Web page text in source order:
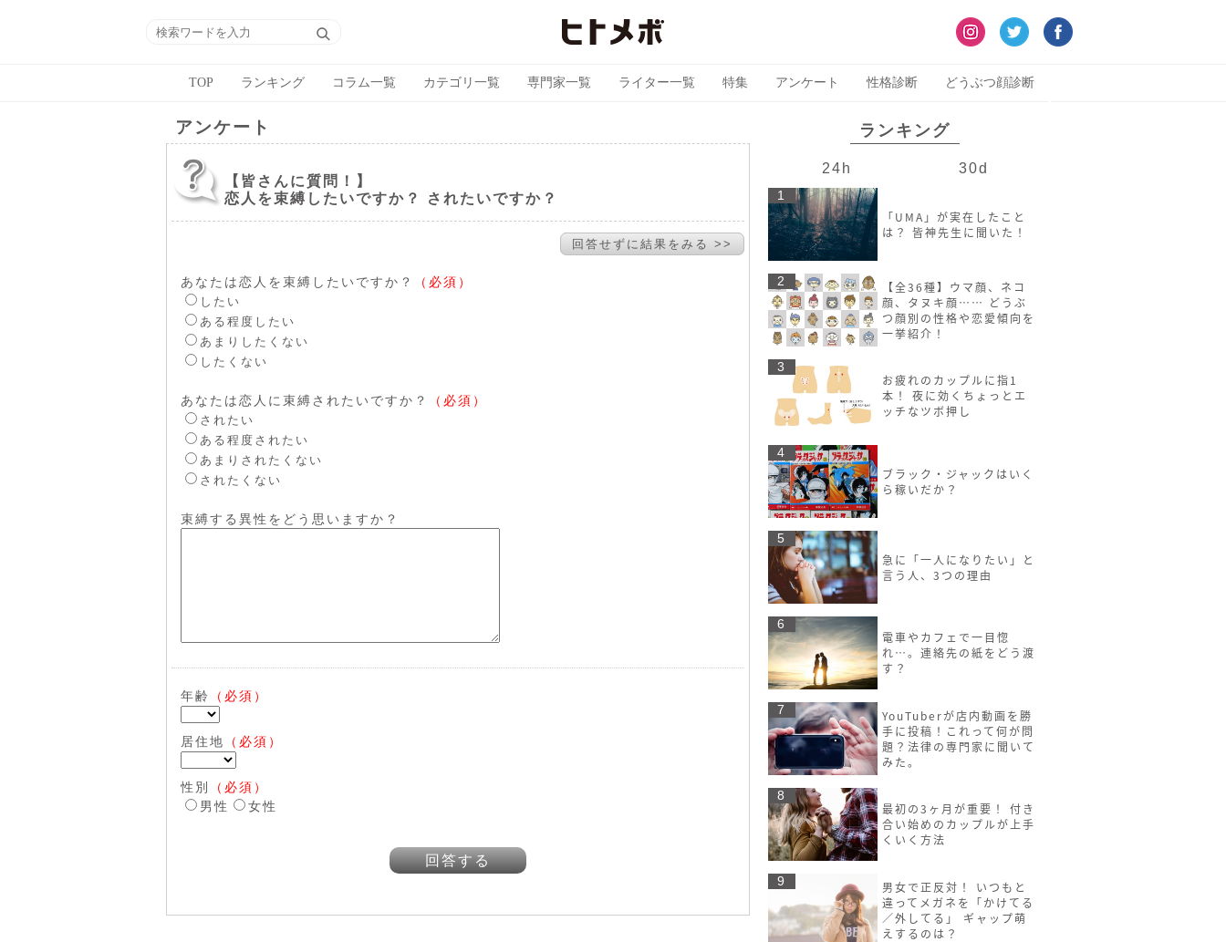
TOP ランキング コラム一覧 カテゴリ一覧 専門家一覧 ライター一覧 特集 アンケート 性格診断 どうぶつ顔診断
アンケート
【皆さんに質問！】
恋人を束縛したいですか？ されたいですか？
回答せずに結果をみる >>
あなたは恋人を束縛したいですか？ （必須）
したい
ある程度したい
あまりしたくない
したくない
あなたは恋人に束縛されたいですか？ （必須）
されたい
ある程度されたい
あまりされたくない
されたくない
束縛する異性をどう思いますか？
年齢 （必須）
居住地 （必須）
性別
（必須）
男性
女性
回答する
ランキング
24h 30d
1
「UMA」が実在したこと
は？ 皆神先生に聞いた！
2
【全36種】ウマ顔、ネコ
顔、タヌキ顔…… どうぶ
つ顔別の性格や恋愛傾向を
一挙紹介！
3
お疲れのカップルに指1
本！ 夜に効くちょっとエ
ッチなツボ押し
4
ブラック・ジャックはいく
ら稼いだか？
5
急に「一人になりたい」と
言う人、3つの理由
6
電車やカフェで一目惚
れ…。連絡先の紙をどう渡
す？
7
YouTuberが店内動画を勝
手に投稿！これって何が問
題？法律の専門家に聞いて
みた。
8
最初の3ヶ月が重要！ 付き
合い始めのカップルが上手
くいく方法
9
男女で正反対！ いつもと
違ってメガネを「かけてる
／外してる」 ギャップ萌
えするのは？